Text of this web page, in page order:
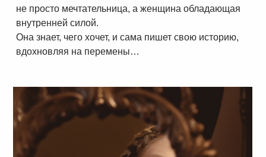
не просто мечтательница, а женщина обладающая
внутренней силой.
Она знает, чего хочет, и сама пишет свою историю,
вдохновляя на перемены…